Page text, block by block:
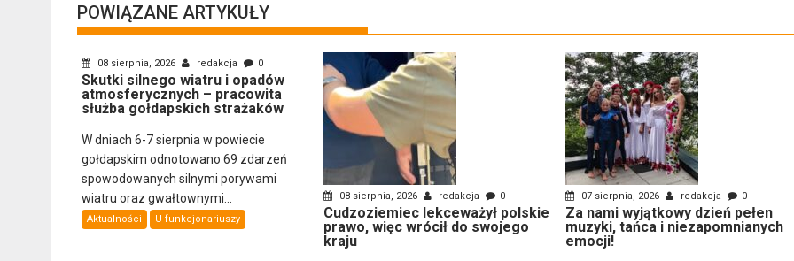
POWIĄZANE ARTYKUŁY
08 sierpnia, 2026 redakcja 0
Skutki silnego wiatru i opadów
atmosferycznych – pracowita
służba gołdapskich strażaków
W dniach 6-7 sierpnia w powiecie
gołdapskim odnotowano 69 zdarzeń
spowodowanych silnymi porywami
wiatru oraz gwałtownymi...
Aktualności U funkcjonariuszy
08 sierpnia, 2026 redakcja 0
Cudzoziemiec lekceważył polskie
prawo, więc wrócił do swojego
kraju
07 sierpnia, 2026 redakcja 0
Za nami wyjątkowy dzień pełen
muzyki, tańca i niezapomnianych
emocji!